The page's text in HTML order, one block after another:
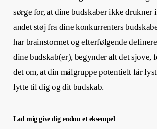
sørge for, at dine budskaber ikke drukner
andet støj fra dine konkurrenters
har brainstormet og efterfølgende
dine budskab(er), begynder alt det sjove,
det om, at din målgruppe potentielt får
lytte til dig og dit budskab.
Lad mig give dig endnu et eksempel